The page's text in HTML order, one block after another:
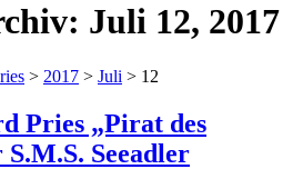
Juli 12, 2017
> 2017 > Juli > 12
Pries „Pirat des
Seeadler